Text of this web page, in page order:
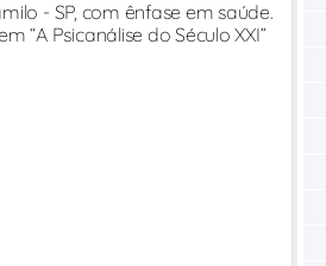
- SP, com ênfase em saúde.
“A Psicanálise do Século XXI”